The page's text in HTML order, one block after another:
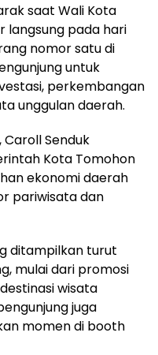
saat Wali Kota
langsung pada hari
nomor satu di
untuk
perkembangan
unggulan daerah.
Senduk
Kota Tomohon
ekonomi daerah
pariwisata dan
ditampilkan turut
mulai dari promosi
wisata
juga
momen di booth